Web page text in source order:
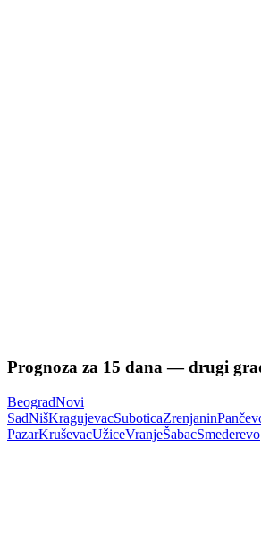
Prognoza za 15 dana — drugi
BeogradNovi
SadNišKragujevacSuboticaZrenjanin
PazarKruševacUžiceVranjeŠabacSmederevo